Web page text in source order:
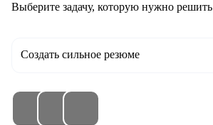
Выберите задачу, которую нужно решить
Создать сильное резюме